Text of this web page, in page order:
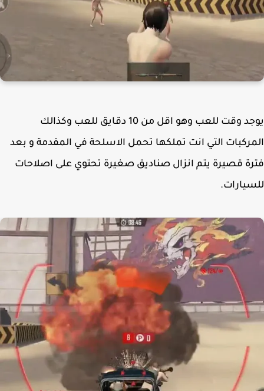
يوجد وقت للعب وهو اقل من 10 دقايق للعب وكذالك
التي انت تملكها تحمل الاسلحة في المقدمة و بعد
قصيرة يتم انزال صناديق صغيرة تحتوي على اصلاحات